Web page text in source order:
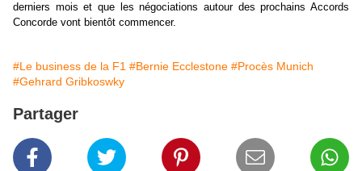
derniers mois et que les négociations autour des prochains Accords
Concorde vont bientôt commencer.
#Le business de la F1 #Bernie Ecclestone #Procès Munich
#Gehrard Gribkoswky
Partager